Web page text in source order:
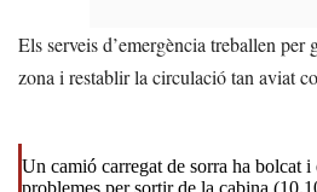
Els serveis d’emergència treballen per
zona i restablir la circulació tan aviat
Un camió carregat de sorra ha bolcat
problemes per sortir de la cabina